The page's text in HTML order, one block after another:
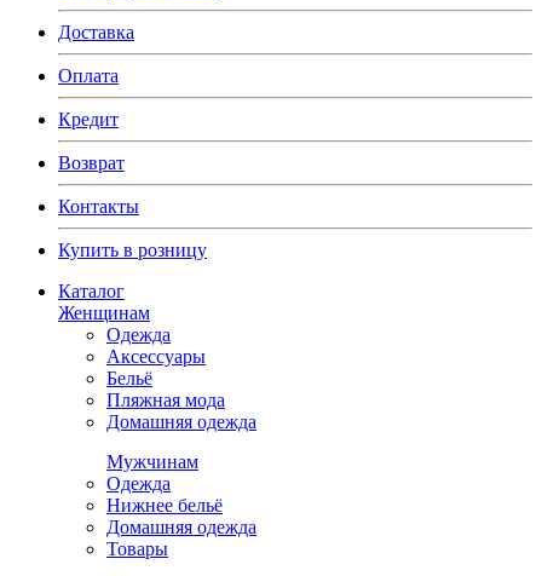
Доставка
Оплата
Кредит
Возврат
Контакты
Купить в розницу
Каталог
Женщинам
Одежда
Аксессуары
Бельё
Пляжная мода
Домашняя одежда
Мужчинам
Одежда
Нижнее бельё
Домашняя одежда
Товары